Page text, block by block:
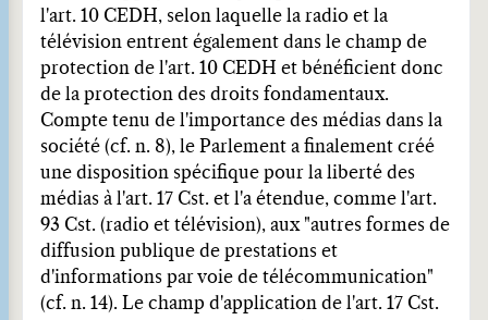
l'art. 10 CEDH, selon laquelle la radio et la
télévision entrent également dans le champ de
protection de l'art. 10 CEDH et bénéficient donc
de la protection des droits fondamentaux.
Compte tenu de l'importance des médias dans la
société (cf. n. 8), le Parlement a finalement créé
une disposition spécifique pour la liberté des
médias à l'art. 17 Cst. et l'a étendue, comme l'art.
93 Cst. (radio et télévision), aux "autres formes de
diffusion publique de prestations et
d'informations par voie de télécommunication"
(cf. n. 14). Le champ d'application de l'art. 17 Cst.